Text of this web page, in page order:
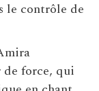
le contrôle de
force, qui